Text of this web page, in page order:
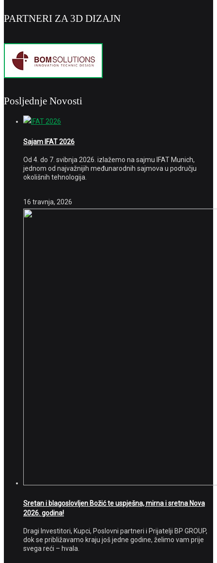
PARTNERI ZA 3D DIZAJN
Posljednje Novosti
Sajam IFAT 2026
Od 4. do 7. svibnja 2026. izlažemo na sajmu IFAT Munich,
jednom od najvažnijih međunarodnih sajmova u području
okolišnih tehnologija.
16 travnja, 2026
Sretan i blagoslovljen Božić te uspješna, mirna i sretna Nova
2026. godina!
Dragi Investitori, Kupci, Poslovni partneri i Prijatelji BP GROUP,
dok se približavamo kraju još jedne godine, želimo vam prije
svega reći – hvala.